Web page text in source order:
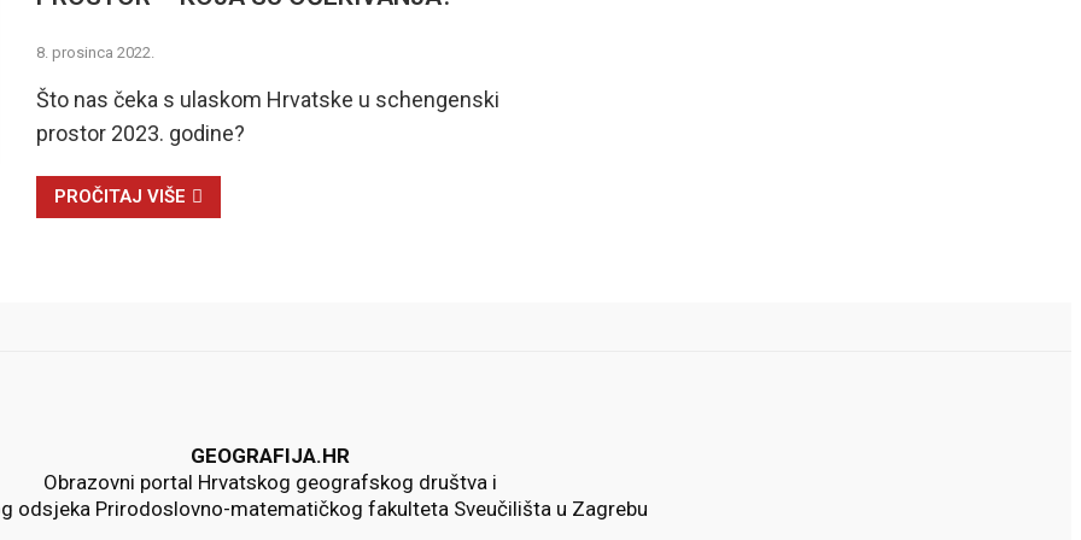
8. prosinca 2022.
Što nas čeka s ulaskom Hrvatske u schengenski
prostor 2023. godine?
PROČITAJ VIŠE
GEOGRAFIJA.HR
Obrazovni portal Hrvatskog geografskog društva i
odsjeka Prirodoslovno-matematičkog fakulteta Sveučilišta u Zagrebu